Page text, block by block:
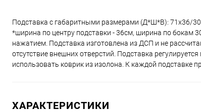
Подставка с габаритными размерами (Д*Ш*В): 71x36/
*ширина по центру подставки - 36см, ширина по
нажатием. Подставка изготовлена из ДСП и не
отсутствие внешних отверстий. Подставка
использовать коврик из изолона. К каждой подставке
ХАРАКТЕРИСТИКИ